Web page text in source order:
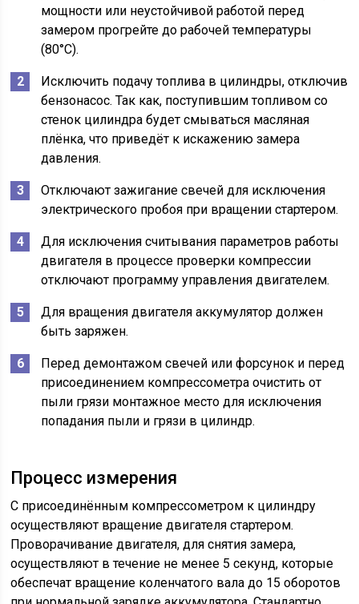
мощности или неустойчивой работой перед
замером прогрейте до рабочей температуры
(80°С).
Исключить подачу топлива в цилиндры, отключив
бензонасос. Так как, поступившим топливом со
стенок цилиндра будет смываться масляная
плёнка, что приведёт к искажению замера
давления.
Отключают зажигание свечей для исключения
электрического пробоя при вращении стартером.
Для исключения считывания параметров работы
двигателя в процессе проверки компрессии
отключают программу управления двигателем.
Для вращения двигателя аккумулятор должен
быть заряжен.
Перед демонтажом свечей или форсунок и перед
присоединением компрессометра очистить от
пыли грязи монтажное место для исключения
попадания пыли и грязи в цилиндр.
Процесс измерения
С присоединённым компрессометром к цилиндру
осуществляют вращение двигателя стартером.
Проворачивание двигателя, для снятия замера,
осуществляют в течение не менее 5 секунд, которые
обеспечат вращение коленчатого вала до 15 оборотов